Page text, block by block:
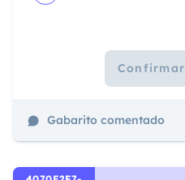
Gabarito comentado